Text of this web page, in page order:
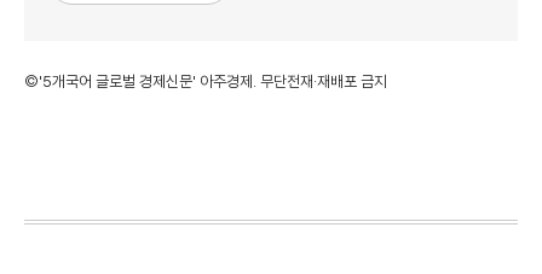
©'5개국어 글로벌 경제신문' 아주경제. 무단전재·재배포 금지